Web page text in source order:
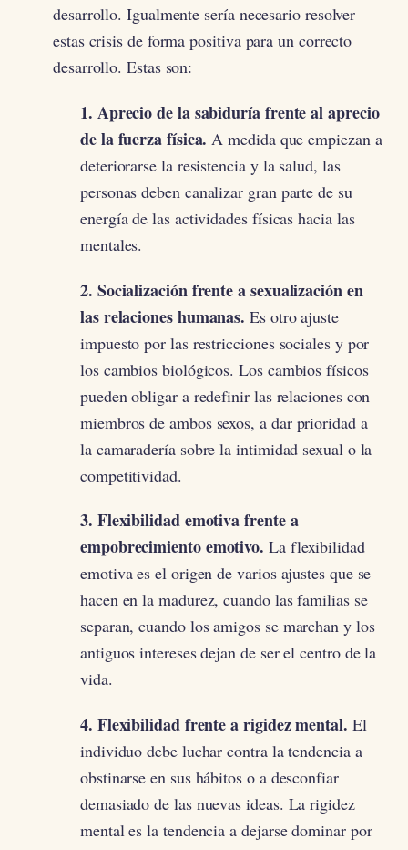
desarrollo. Igualmente sería necesario resolver
estas crisis de forma positiva para un correcto
desarrollo. Estas son:
1. Aprecio de la sabiduría frente al aprecio
de la fuerza física. A medida que empiezan a
deteriorarse la resistencia y la salud, las
personas deben canalizar gran parte de su
energía de las actividades físicas hacia las
mentales.
2. Socialización frente a sexualización en
las relaciones humanas. Es otro ajuste
impuesto por las restricciones sociales y por
los cambios biológicos. Los cambios físicos
pueden obligar a redefinir las relaciones con
miembros de ambos sexos, a dar prioridad a
la camaradería sobre la intimidad sexual o la
competitividad.
3. Flexibilidad emotiva frente a
empobrecimiento emotivo. La flexibilidad
emotiva es el origen de varios ajustes que se
hacen en la madurez, cuando las familias se
separan, cuando los amigos se marchan y los
antiguos intereses dejan de ser el centro de la
vida.
4. Flexibilidad frente a rigidez mental. El
individuo debe luchar contra la tendencia a
obstinarse en sus hábitos o a desconfiar
demasiado de las nuevas ideas. La rigidez
mental es la tendencia a dejarse dominar por